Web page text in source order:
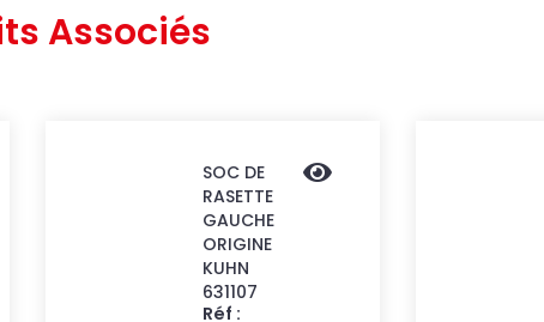
Associés
SOC DE
RASETTE
GAUCHE
ORIGINE
KUHN
631107
Réf :